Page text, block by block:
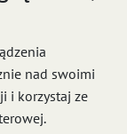
nad swoimi
i korzystaj ze